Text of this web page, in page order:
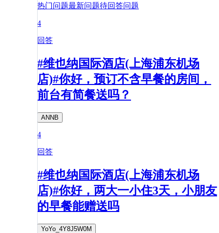
热门问题最新问题待回答问题
4
回答
#维也纳国际酒店(上海浦东机场
店)#你好，预订不含早餐的房间，
前台有简餐送吗？
ANNB
4
回答
#维也纳国际酒店(上海浦东机场
店)#你好，两大一小住3天，小朋友
的早餐能赠送吗
YoYo_4Y8J5W0M